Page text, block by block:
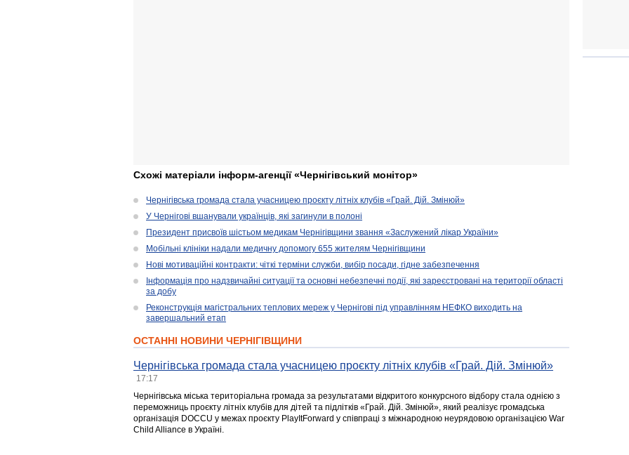
Схожі матеріали інформ-агенції «Чернігівський монітор»
Чернігівська громада стала учасницею проєкту літніх клубів «Грай. Дій. Змінюй»
У Чернігові вшанували українців, які загинули в полоні
Президент присвоїв шістьом медикам Чернігівщини звання «Заслужений лікар України»
Мобільні клініки надали медичну допомогу 655 жителям Чернігівщини
Нові мотиваційні контракти: чіткі терміни служби, вибір посади, гідне забезпечення
Інформація про надзвичайні ситуації та основні небезпечні події, які зареєстровані на території області
за добу
Реконструкція магістральних теплових мереж у Чернігові під управлінням НЕФКО виходить на
завершальний етап
ОСТАННІ НОВИНИ ЧЕРНІГІВЩИНИ
Чернігівська громада стала учасницею проєкту літніх клубів «Грай. Дій. Змінюй»
17:17
Чернігівська міська територіальна громада за результатами відкритого конкурсного відбору стала однією з
переможниць проєкту літніх клубів для дітей та підлітків «Грай. Дій. Змінюй», який реалізує громадська
організація DOCCU у межах проєкту PlayItForward у співпраці з міжнародною неурядовою організацією War
Child Alliance в Україні.